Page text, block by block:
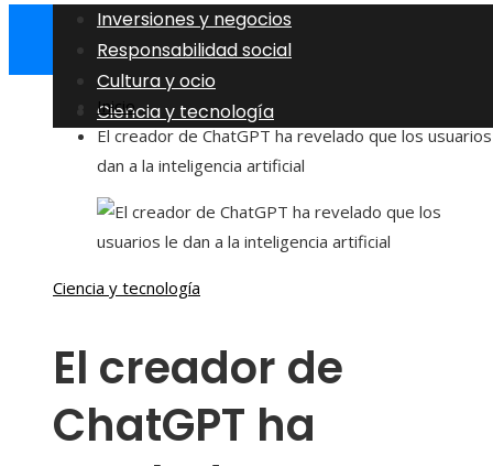
Inversiones y negocios
Responsabilidad social
Cultura y ocio
Ciencia y tecnología
Inicio
El creador de ChatGPT ha revelado que los
dan a la inteligencia artificial
Ciencia y tecnología
El creador de
ChatGPT ha